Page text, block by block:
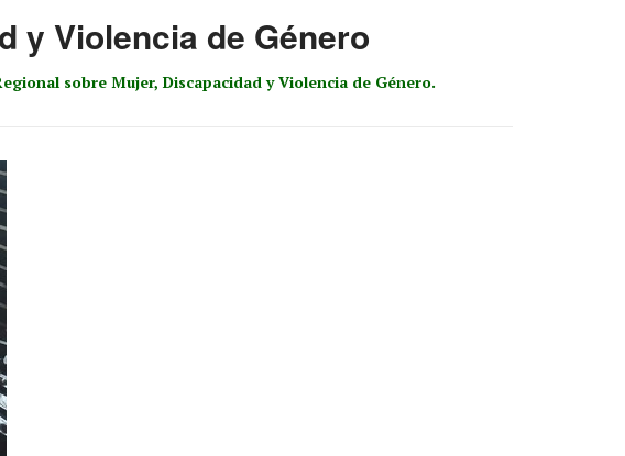
y Violencia de Género
sobre Mujer, Discapacidad y Violencia de Género.